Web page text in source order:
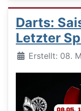
Darts:
Letzter
DetailsErstellt: 08.